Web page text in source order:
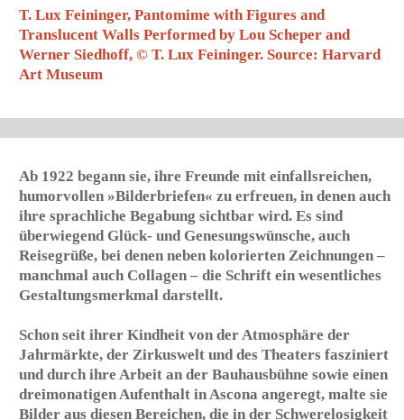
Mit ihren ideensprühenden,
unsentimentalen und nur in
in der Wort und Bild eine Einheit
darstellen – ähnlich wie bei ihren
unter dem Titel »Luftpost der Seligen«
bei ihrer ersten Einzelausstellung in
Rudolstadt zeigen konnte. Die
humorvollen Unterschriften erläutern
jeweils eine zugehörige Zeichnung, auf
der himmlische und irdische Wesen
der verschiedensten Epochen
zusammentreffen, wodurch eine
überraschende Konfusion entsteht. Als
betrachtete sie »Vogel und sonstige
Flügelwesen«, die sie überwiegend in
minutiös gestrichelten, schwarz-
weißen Federzeichnungen darstellte.